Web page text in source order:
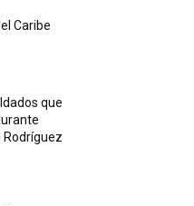
Caribe
que